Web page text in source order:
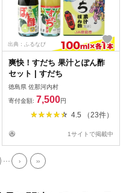
出典：ふるなび
爽快！すだち 果汁とぽん酢
セット | すだち
徳島県 佐那河内村
寄付金額: 7,500円
4.5 （23件）
1サイトで掲載中
› ››